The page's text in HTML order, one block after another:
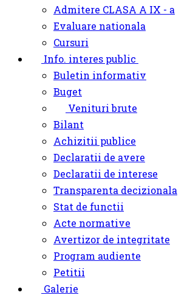
Admitere CLASA A IX - a
Evaluare nationala
Cursuri
Info. interes public
Buletin informativ
Buget
Venituri brute
Bilant
Achizitii publice
Declaratii de avere
Declaratii de interese
Transparenta decizionala
Stat de functii
Acte normative
Avertizor de integritate
Program audiente
Petitii
Galerie